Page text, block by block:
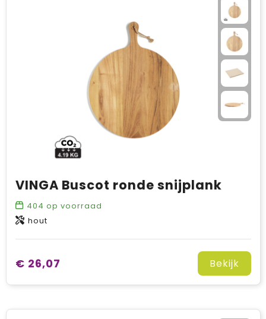
VINGA Buscot ronde snijplank
404 op voorraad
hout
€ 26,07 Bekijk